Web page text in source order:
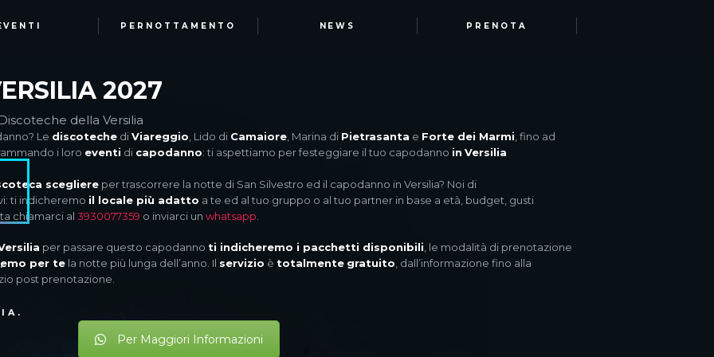
PERNOTTAMENTO NEWS PRENOTA
2027
della Versilia
Le discoteche diViareggio, Lido di Camaiore, Marina di Pietrasanta e Forte dei Marmi, fino ad
i loro eventi di capodanno: ti aspettiamo per festeggiare il tuo capodanno in Versilia
scegliere per trascorrere la notte di San Silvestro ed il capodanno in Versilia? Noi di
ti indicheremo il locale più adatto a te ed al tuo gruppo o al tuo partner in base a età, budget, gusti
chiamarci al 3930077359 o inviarci un whatsapp
per passare questo capodanno ti indicheremo i pacchetti disponibili, le modalità di prenotazione
per te la notte più lunga dell’anno. Il servizio è totalmente gratuito, dall’informazione fino alla
post prenotazione.
Per Maggiori Informazioni